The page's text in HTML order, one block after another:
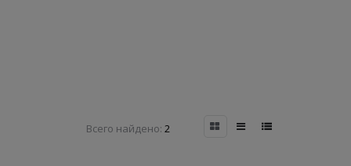
Всего найдено: 2